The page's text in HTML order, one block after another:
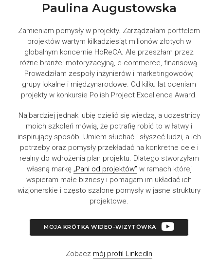
Paulina Augustowska
Zamieniam pomysły w projekty. Zarządzałam portfelem
projektów wartym kilkadziesiąt milionów złotych w
globalnym koncernie HoReCA. Ale przeszłam przez
różne branże: motoryzacyjną, e-commerce, finansową.
Prowadziłam zespoły inżynierów i marketingowców,
grupy lokalne i międzynarodowe. Od kilku lat oceniam
projekty w konkursie Polish Project Excellence Award.
Najbardziej jednak lubię dzielić się wiedzą, a uczestnicy
moich szkoleń mówią, że potrafię robić to w łatwy i
inspirujący sposób. Umiem słuchać i słyszeć ludzi, a ich
potrzeby oraz pomysły przekładać na konkretne cele i
realny do wdrożenia plan projektu. Dlatego stworzyłam
własną markę „Pani od projektów” w ramach której
wspieram małe biznesy i pomagam im układać ich
wizjonerskie i często szalone pomysły w jasne struktury
projektowe.
MOJA KRÓTKA WIDEO-WIZYTÓWKA
Zobacz mój profil LinkedIn